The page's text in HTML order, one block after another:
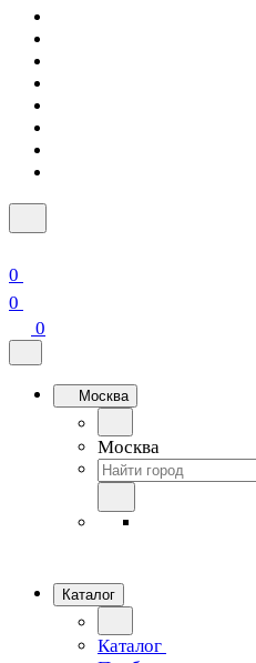
0
0
0
Москва
Москва
Каталог
Каталог